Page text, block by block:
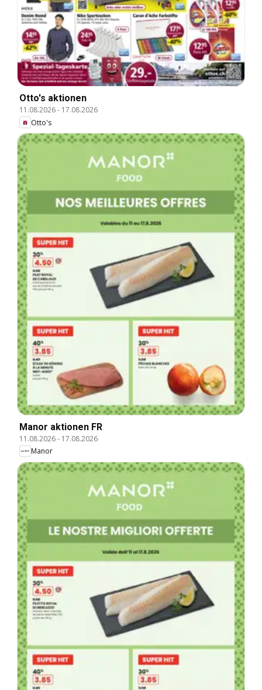
Otto's aktionen
11.08.2026- 17.08.2026
Otto's
Manor aktionen FR
11.08.2026- 17.08.2026
Manor